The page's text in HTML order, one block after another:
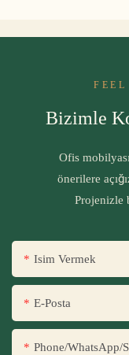
FEEL
Bizimle
Ofis
önerilere
Projenizle
Isim Vermek
E-Posta
Phone/WhatsApp/